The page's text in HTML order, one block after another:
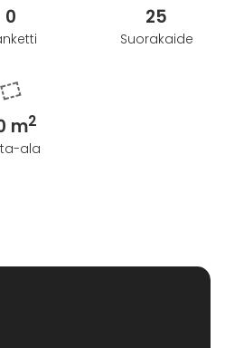
och avbokningsregler.
0 25
Suorakaide
m2
ala